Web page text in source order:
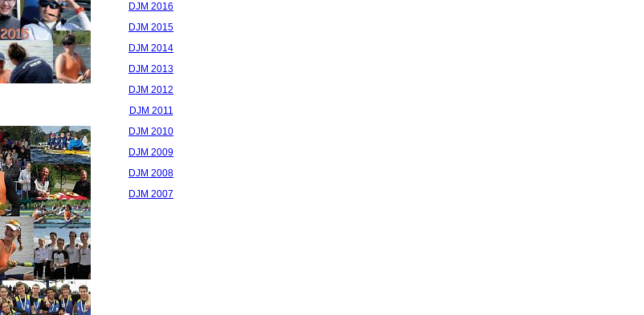
DJM 2016
DJM 2015
DJM 2014
DJM 2013
DJM 2012
DJM 2011
DJM 2010
DJM 2009
DJM 2008
DJM 2007